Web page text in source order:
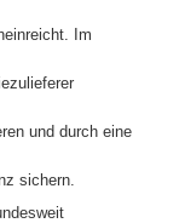
Im
und durch eine
sichern.